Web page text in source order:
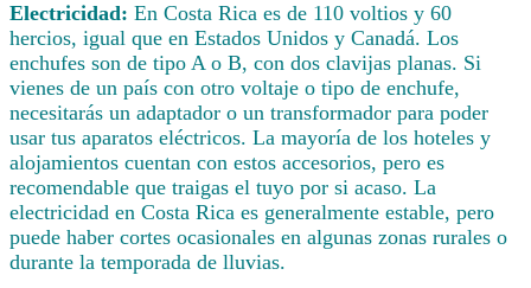
Electricidad: En Costa Rica es de 110 voltios y 60
hercios, igual que en Estados Unidos y Canadá. Los
enchufes son de tipo A o B, con dos clavijas planas. Si
vienes de un país con otro voltaje o tipo de enchufe,
necesitarás un adaptador o un transformador para poder
usar tus aparatos eléctricos. La mayoría de los hoteles y
alojamientos cuentan con estos accesorios, pero es
recomendable que traigas el tuyo por si acaso. La
electricidad en Costa Rica es generalmente estable, pero
puede haber cortes ocasionales en algunas zonas rurales o
durante la temporada de lluvias.